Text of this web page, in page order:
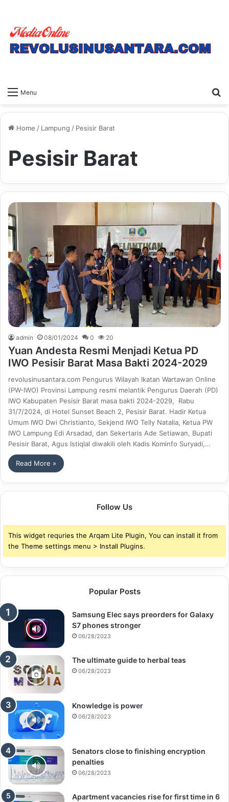
Menu
Home / Lampung / Pesisir Barat
Pesisir Barat
admin 08/01/2024 0 20
Yuan Andesta Resmi Menjadi Ketua PD
IWO Pesisir Barat Masa Bakti 2024-2029
revolusinusantara.com Pengurus Wilayah Ikatan Wartawan Online
(PW-IWO) Provinsi Lampung resmi melantik Pengurus Daerah (PD)
IWO Kabupaten Pesisir Barat masa bakti 2024-2029, Rabu
31/7/2024, di Hotel Sunset Beach 2, Pesisir Barat. Hadir Ketua
Umum IWO Dwi Christianto, Sekjend IWO Telly Natalia, Ketua PW
IWO Lampung Edi Arsadad, dan Sekertaris Ade Setiawan, Bupati
Pesisir Barat, Agus Istiqlal diwakili oleh Kadis Kominfo Suryadi,…
Read More »
Follow Us
This widget requries the Arqam Lite Plugin, You can install it from
the Theme settings menu > Install Plugins.
Popular Posts
Samsung Elec says preorders for Galaxy
S7 phones stronger
06/28/2023
The ultimate guide to herbal teas
06/28/2023
Knowledge is power
06/28/2023
Senators close to finishing encryption
penalties
06/28/2023
Apartment vacancies rise for first time in 6